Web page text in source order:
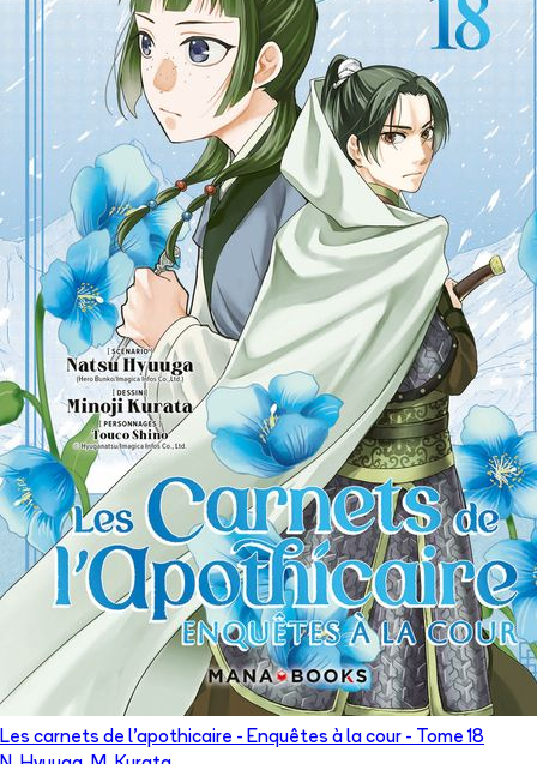
Les carnets de l'apothicaire - Enquêtes à la cour - Tome 18